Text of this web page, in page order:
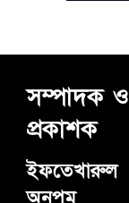
সম্পাদক ও
প্রকাশক
ইফতেখারুল